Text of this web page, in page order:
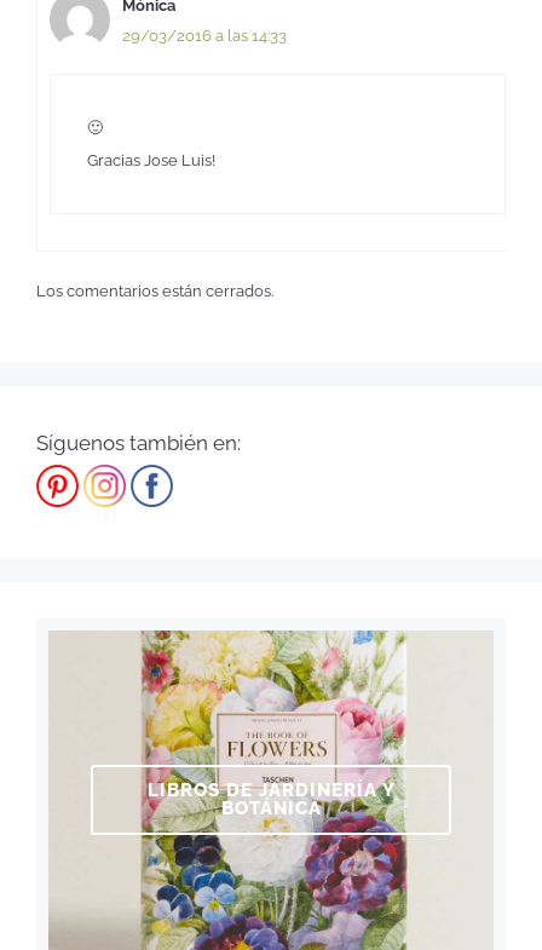
Mónica
29/03/2016 a las 14:33
🙂
Gracias Jose Luis!
Los comentarios están cerrados.
Síguenos también en:
LIBROS DE JARDINERÍA Y
BOTÁNICA